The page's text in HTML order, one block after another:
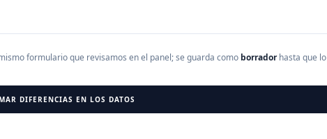
formulario que revisamos en el panel; se guarda como borradorhasta que lo
DIFERENCIAS EN LOS DATOS